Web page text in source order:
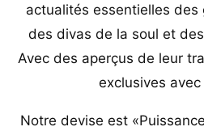
actualités essentielles des
des divas de la soul et
Avec des aperçus de leur
exclusives
Notre devise est